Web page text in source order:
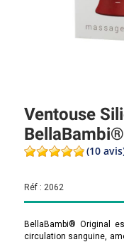
Ventouse
BellaBambi®
(10
Réf : 2062
BellaBambi® Original
circulation sanguine,